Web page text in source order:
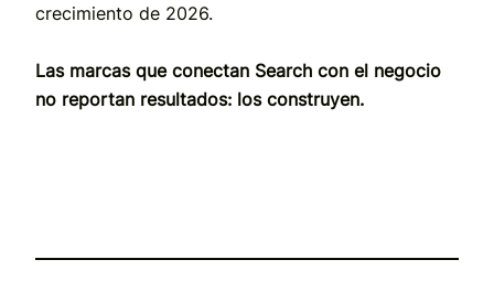
crecimiento de 2026.
Las marcas que conectan Search con el negocio
no reportan resultados: los construyen.